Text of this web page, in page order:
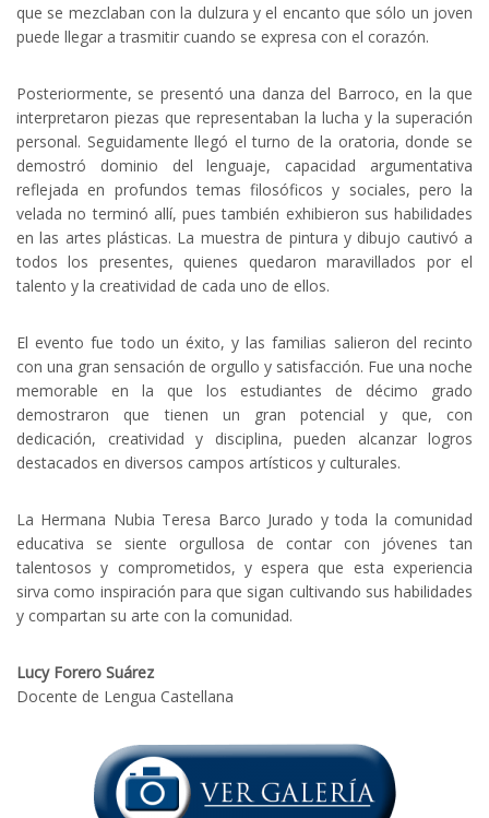
que se mezclaban con la dulzura y el encanto que sólo un joven
puede llegar a trasmitir cuando se expresa con el corazón.
Posteriormente, se presentó una danza del Barroco, en la que
interpretaron piezas que representaban la lucha y la superación
personal. Seguidamente llegó el turno de la oratoria, donde se
demostró dominio del lenguaje, capacidad argumentativa
reflejada en profundos temas filosóficos y sociales, pero la
velada no terminó allí, pues también exhibieron sus habilidades
en las artes plásticas. La muestra de pintura y dibujo cautivó a
todos los presentes, quienes quedaron maravillados por el
talento y la creatividad de cada uno de ellos.
El evento fue todo un éxito, y las familias salieron del recinto
con una gran sensación de orgullo y satisfacción. Fue una noche
memorable en la que los estudiantes de décimo grado
demostraron que tienen un gran potencial y que, con
dedicación, creatividad y disciplina, pueden alcanzar logros
destacados en diversos campos artísticos y culturales.
La Hermana Nubia Teresa Barco Jurado y toda la comunidad
educativa se siente orgullosa de contar con jóvenes tan
talentosos y comprometidos, y espera que esta experiencia
sirva como inspiración para que sigan cultivando sus habilidades
y compartan su arte con la comunidad.
Lucy Forero Suárez
Docente de Lengua Castellana